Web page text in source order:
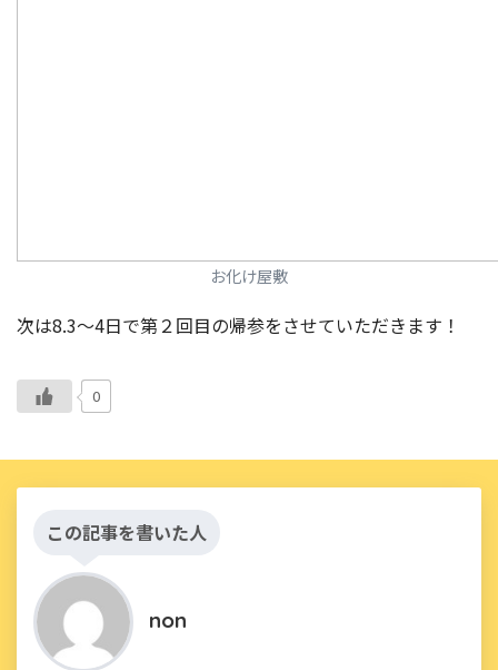
お化け屋敷
次は8.3〜4日で第２回目の帰参をさせていただきます！
0
この記事を書いた人
non